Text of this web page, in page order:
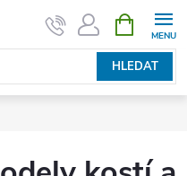
HLEDAT
NÁKUPNÍ
KOŠÍK